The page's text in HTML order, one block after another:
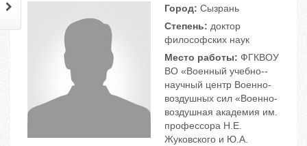
Город: Сызрань
Степень: доктор
философских наук
Место работы: ФГКВОУ
ВО «Военный учебно-­
научный центр Военно-
воздушных сил «Военно-
воздушная академия им.
профессора Н.Е.
Жуковского и Ю.А.